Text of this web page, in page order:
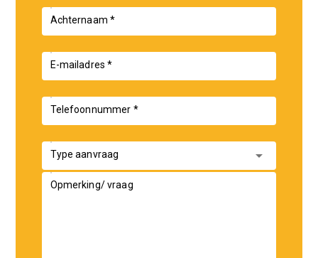
Achternaam *
E-mailadres *
Telefoonnummer *
Type aanvraag arrow_drop_down
Opmerking/ vraag